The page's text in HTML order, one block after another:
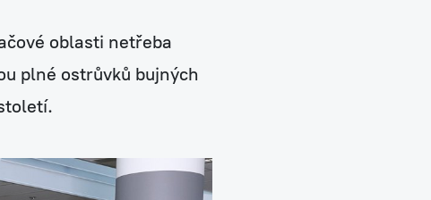
oblasti netřeba
plné ostrůvků bujných